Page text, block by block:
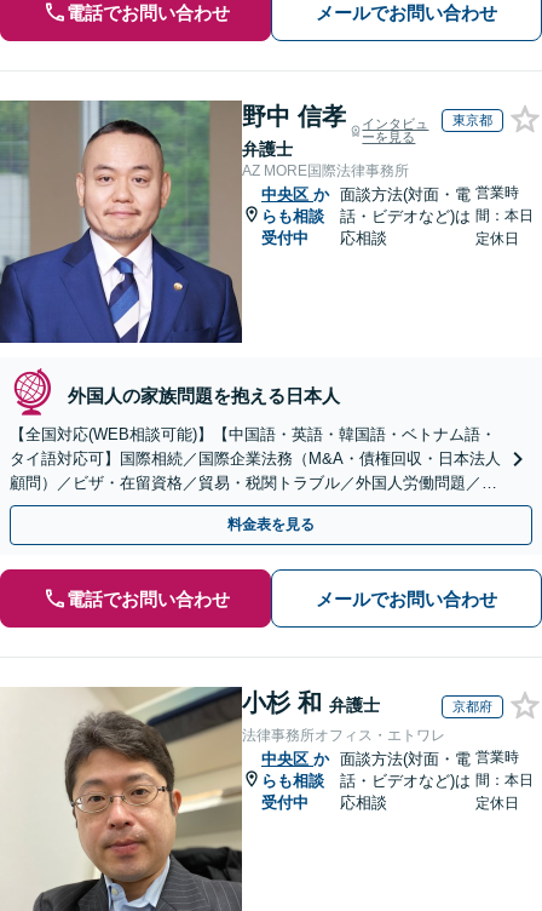
電話でお問い合わせ メールでお問い合わせ
野中 信孝
弁護士
インタビュ
ーを見る
東京都
AZ MORE国際法律事務所
中央区 か
らも相談
受付中
面談方法(対面・電
話・ビデオなど)は
応相談
営業時
間：本日
定休日
外国人の家族問題を抱える日本人
【全国対応(WEB相談可能)】【中国語・英語・韓国語・ベトナム語・
タイ語対応可】国際相続／国際企業法務（M&A・債権回収・日本法人
顧問）／ビザ・在留資格／貿易・税関トラブル／外国人労働問題／外
国人刑事事件など、幅広いご相談に対応可能
料金表を見る
電話でお問い合わせ メールでお問い合わせ
小杉 和 弁護士 京都府
法律事務所オフィス・エトワレ
中央区 か
らも相談
受付中
面談方法(対面・電
話・ビデオなど)は
応相談
営業時
間：本日
定休日